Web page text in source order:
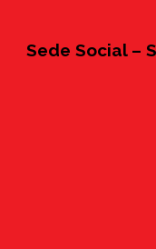
Sede Social –